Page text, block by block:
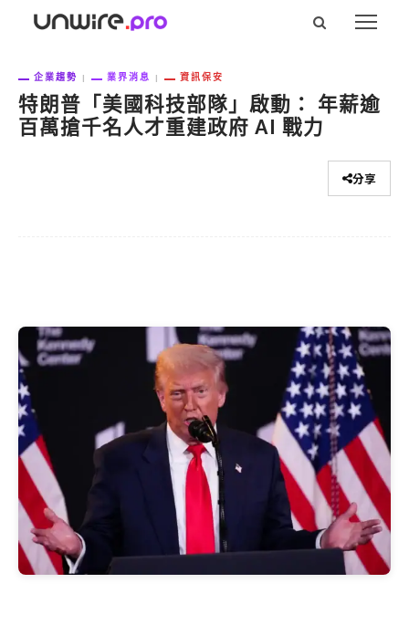
企業趨勢 業界消息 資訊保安
特朗普「美國科技部隊」啟動： 年薪逾
百萬搶千名人才重建政府 AI 戰力
分享